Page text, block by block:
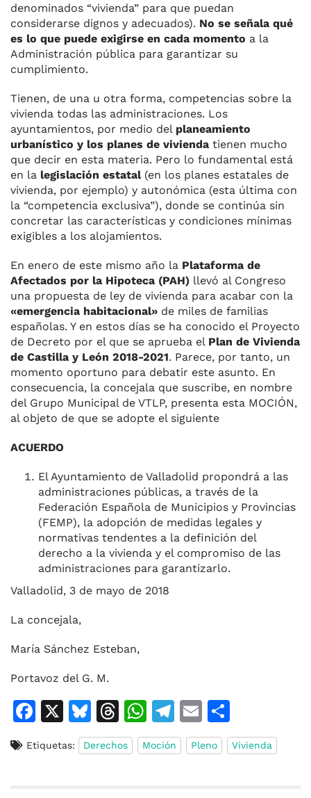
denominados “vivienda” para que puedan
considerarse dignos y adecuados). No se señala qué
es lo que puede exigirse en cada momento a la
Administración pública para garantizar su
cumplimiento.
Tienen, de una u otra forma, competencias sobre la
vivienda todas las administraciones. Los
ayuntamientos, por medio del planeamiento
urbanístico y los planes de vivienda tienen mucho
que decir en esta materia. Pero lo fundamental está
en la legislación estatal(en los planes estatales de
vivienda, por ejemplo) y autonómica (esta última con
la “competencia exclusiva”), donde se continúa sin
concretar las características y condiciones mínimas
exigibles a los alojamientos.
En enero de este mismo año la Plataforma de
Afectados por la Hipoteca (PAH) llevó al Congreso
una propuesta de ley de vivienda para acabar con la
«emergencia habitacional» de miles de familias
españolas. Y en estos días se ha conocido el Proyecto
de Decreto por el que se aprueba el Plan de Vivienda
de Castilla y León 2018-2021. Parece, por tanto, un
momento oportuno para debatir este asunto. En
consecuencia, la concejala que suscribe, en nombre
del Grupo Municipal de VTLP, presenta esta MOCIÓN,
al objeto de que se adopte el siguiente
ACUERDO
El Ayuntamiento de Valladolid propondrá a las
administraciones públicas, a través de la
Federación Española de Municipios y Provincias
(FEMP), la adopción de medidas legales y
normativas tendentes a la definición del
derecho a la vivienda y el compromiso de las
administraciones para garantizarlo.
Valladolid, 3 de mayo de 2018
La concejala,
María Sánchez Esteban,
Portavoz del G. M.
F
c
X
Bl
u
e
T
h
re
W
h
at
T
el
e
E
m
ai
o
m
Etiquetas: Derechos Moción Pleno Vivienda